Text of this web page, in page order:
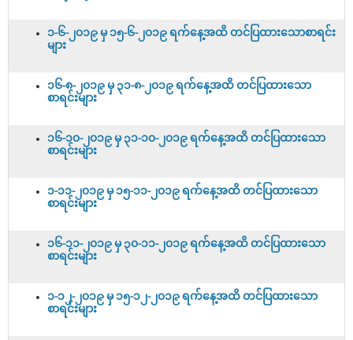
၁-၆-၂၀၁၉ မှ ၁၅-၆-၂၀၁၉ ရက်နေ့အထိ တင်ပြထားသောစာရင်း
များ
၁၆-၈-၂၀၁၉ မှ ၃၁-၈-၂၀၁၉ ရက်နေ့အထိ တင်ပြထားသော
စာရင်းများ
၁၆-၁၀-၂၀၁၉ မှ ၃၁-၁၀-၂၀၁၉ ရက်နေ့အထိ တင်ပြထားသော
စာရင်းများ
၁-၁၁-၂၀၁၉ မှ ၁၅-၁၁-၂၀၁၉ ရက်နေ့အထိ တင်ပြထားသော
စာရင်းများ
၁၆-၁၁-၂၀၁၉ မှ ၃၀-၁၁-၂၀၁၉ ရက်နေ့အထိ တင်ပြထားသော
စာရင်းများ
၁-၁၂-၂၀၁၉ မှ ၁၅-၁၂-၂၀၁၉ ရက်နေ့အထိ တင်ပြထားသော
စာရင်းများ